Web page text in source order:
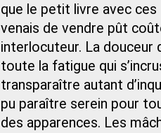
que le petit livre avec
venais de vendre pût
interlocuteur. La douceur
toute la fatigue qui
transparaître autant
pu paraître serein pour
des apparences. Les